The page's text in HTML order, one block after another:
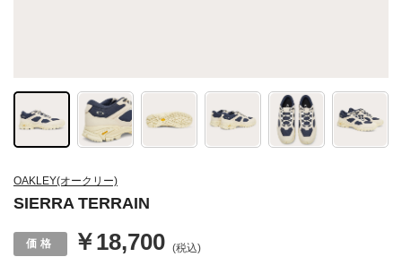
OAKLEY(オークリー)
SIERRA TERRAIN
￥18,700 (税込)